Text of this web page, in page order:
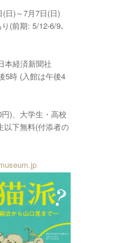
)～7月7日(日)
(前期: 5/12-6/9､
経済新聞社
5時 (入館は午後4
)、大学生・高校
以下無料(付添者の